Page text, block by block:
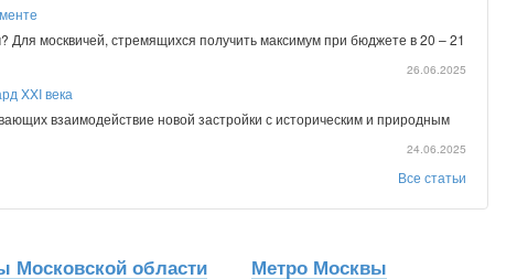
Для москвичей, стремящихся получить максимум при бюджете в 20 – 21
26.06.2025
XXI века
взаимодействие новой застройки с историческим и природным
24.06.2025
Все статьи
Московской области Метро Москвы